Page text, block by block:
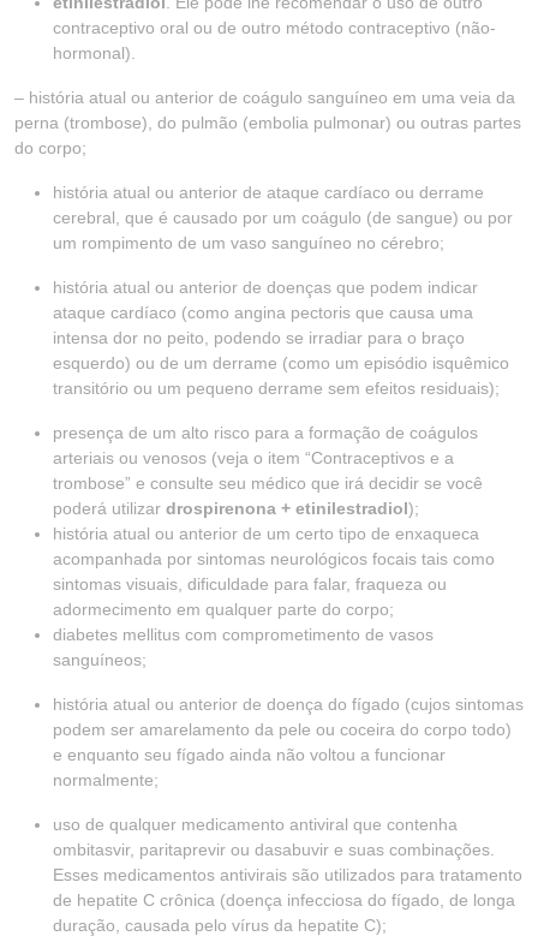
contraceptivo oral ou de outro método contraceptivo (não-
hormonal).
– história atual ou anterior de coágulo sanguíneo em uma veia da
perna (trombose), do pulmão (embolia pulmonar) ou outras partes
do corpo;
história atual ou anterior de ataque cardíaco ou derrame
cerebral, que é causado por um coágulo (de sangue) ou por
um rompimento de um vaso sanguíneo no cérebro;
história atual ou anterior de doenças que podem indicar
ataque cardíaco (como angina pectoris que causa uma
intensa dor no peito, podendo se irradiar para o braço
esquerdo) ou de um derrame (como um episódio isquêmico
transitório ou um pequeno derrame sem efeitos residuais);
presença de um alto risco para a formação de coágulos
arteriais ou venosos (veja o item “Contraceptivos e a
trombose” e consulte seu médico que irá decidir se você
poderá utilizar drospirenona + etinilestradiol);
história atual ou anterior de um certo tipo de enxaqueca
acompanhada por sintomas neurológicos focais tais como
sintomas visuais, dificuldade para falar, fraqueza ou
adormecimento em qualquer parte do corpo;
diabetes mellitus com comprometimento de vasos
sanguíneos;
história atual ou anterior de doença do fígado (cujos sintomas
podem ser amarelamento da pele ou coceira do corpo todo)
e enquanto seu fígado ainda não voltou a funcionar
normalmente;
uso de qualquer medicamento antiviral que contenha
ombitasvir, paritaprevir ou dasabuvir e suas combinações.
Esses medicamentos antivirais são utilizados para tratamento
de hepatite C crônica (doença infecciosa do fígado, de longa
duração, causada pelo vírus da hepatite C);